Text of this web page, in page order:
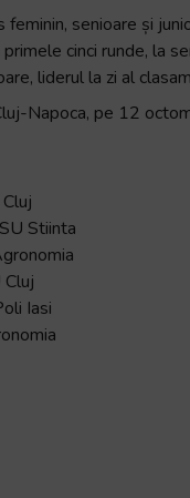
senioare și
cinci runde, la
liderul la zi al
Napoca, pe 12
Stiinta
Iasi